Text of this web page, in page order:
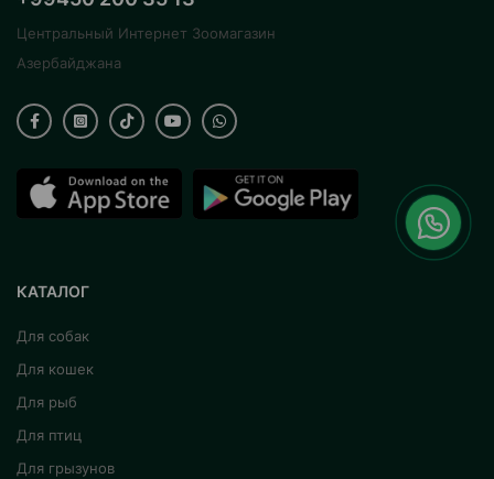
Центральный Интернет Зоомагазин
Азербайджана
КАТАЛОГ
Для собак
Для кошек
Для рыб
Для птиц
Для грызунов